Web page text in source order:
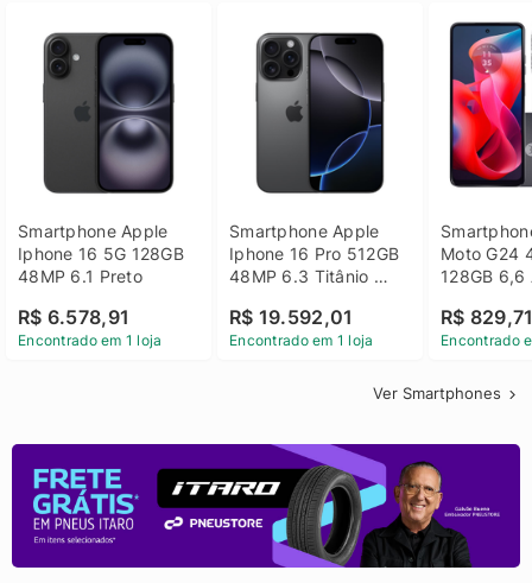
Smartphone Apple
Iphone 16 5G 128GB
48MP 6.1 Preto
R$ 6.578,91
Encontrado em 1 loja
Smartphone Apple
Iphone 16 Pro 512GB
48MP 6.3 Titânio
R$ 19.592,01
Encontrado em 1 loja
Moto G24
128GB 6,6
R$
Encontrado
Ver Smartphones